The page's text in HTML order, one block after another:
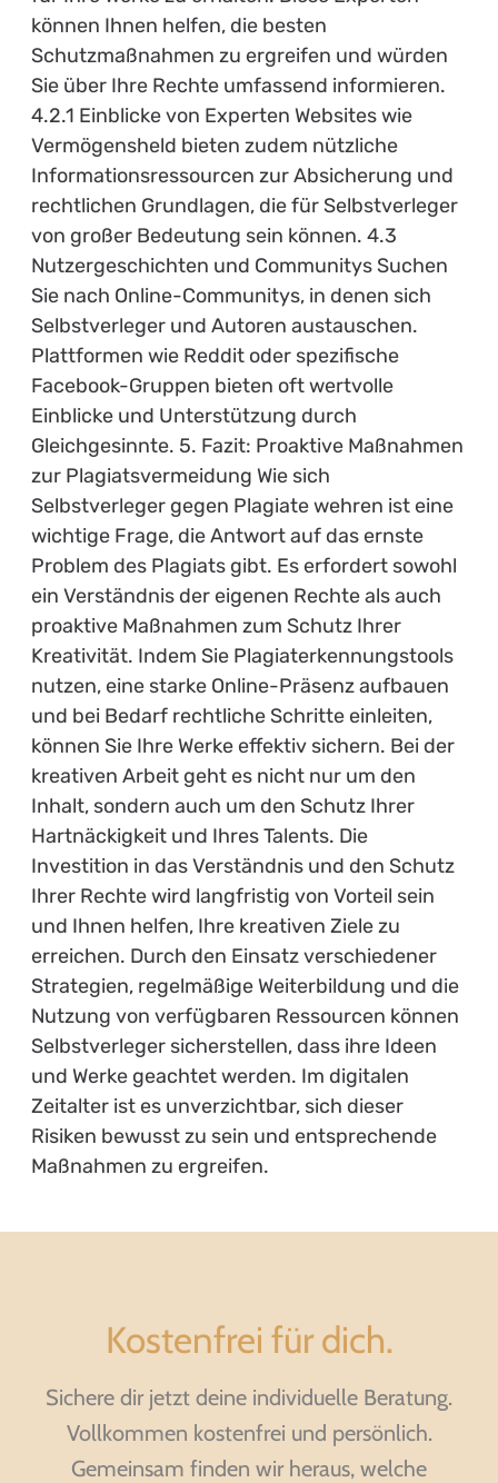
können Ihnen helfen, die besten
Schutzmaßnahmen zu ergreifen und würden
Sie über Ihre Rechte umfassend informieren.
4.2.1 Einblicke von Experten Websites wie
Vermögensheld bieten zudem nützliche
Informationsressourcen zur Absicherung und
rechtlichen Grundlagen, die für Selbstverleger
von großer Bedeutung sein können. 4.3
Nutzergeschichten und Communitys Suchen
Sie nach Online-Communitys, in denen sich
Selbstverleger und Autoren austauschen.
Plattformen wie Reddit oder spezifische
Facebook-Gruppen bieten oft wertvolle
Einblicke und Unterstützung durch
Gleichgesinnte. 5. Fazit: Proaktive Maßnahmen
zur Plagiatsvermeidung Wie sich
Selbstverleger gegen Plagiate wehren ist eine
wichtige Frage, die Antwort auf das ernste
Problem des Plagiats gibt. Es erfordert sowohl
ein Verständnis der eigenen Rechte als auch
proaktive Maßnahmen zum Schutz Ihrer
Kreativität. Indem Sie Plagiaterkennungstools
nutzen, eine starke Online-Präsenz aufbauen
und bei Bedarf rechtliche Schritte einleiten,
können Sie Ihre Werke effektiv sichern. Bei der
kreativen Arbeit geht es nicht nur um den
Inhalt, sondern auch um den Schutz Ihrer
Hartnäckigkeit und Ihres Talents. Die
Investition in das Verständnis und den Schutz
Ihrer Rechte wird langfristig von Vorteil sein
und Ihnen helfen, Ihre kreativen Ziele zu
erreichen. Durch den Einsatz verschiedener
Strategien, regelmäßige Weiterbildung und die
Nutzung von verfügbaren Ressourcen können
Selbstverleger sicherstellen, dass ihre Ideen
und Werke geachtet werden. Im digitalen
Zeitalter ist es unverzichtbar, sich dieser
Risiken bewusst zu sein und entsprechende
Maßnahmen zu ergreifen.
Kostenfrei für dich.
Sichere dir jetzt deine individuelle Beratung.
Vollkommen kostenfrei und persönlich.
Gemeinsam finden wir heraus, welche